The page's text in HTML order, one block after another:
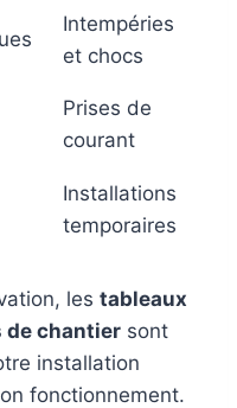
Intempéries
et chocs
Prises de
courant
Installations
temporaires
les tableaux
chantier sont
installation
fonctionnement.